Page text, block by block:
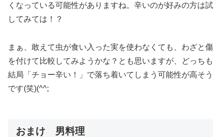
くなっている可能性がありますね。辛いのが好みの方は試
してみては！？
まぁ、敢えて虫が食い入った実を使わなくても、わざと傷
を付けて比較してみようかな？とも思いますが、どっちも
結局「チョー辛い！」で落ち着いてしまう可能性が高そう
です(笑)(^^;
おまけ 男料理